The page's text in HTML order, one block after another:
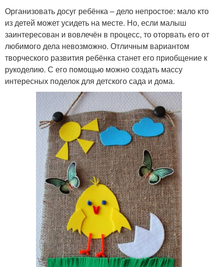
Организовать досуг ребёнка – дело непростое: мало кто
из детей может усидеть на месте. Но, если малыш
заинтересован и вовлечён в процесс, то оторвать его от
любимого дела невозможно. Отличным вариантом
творческого развития ребёнка станет его приобщение к
рукоделию. С его помощью можно создать массу
интересных поделок для детского сада и дома.